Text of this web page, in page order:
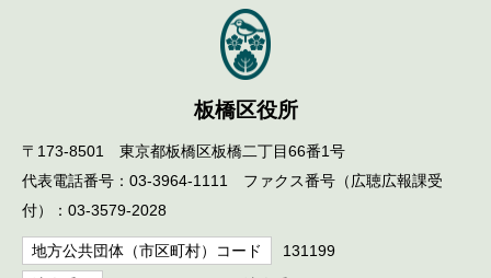
板橋区役所
〒173-8501 東京都板橋区板橋二丁目66番1号
代表電話番号：03-3964-1111 ファクス番号（広聴広報課受
付）：03-3579-2028
地方公共団体（市区町村）コード 131199